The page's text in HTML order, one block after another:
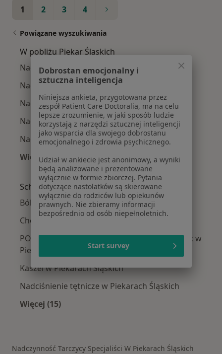
1 2 3 4
Powiązane wyszukiwania
W pobliżu Piekar Śląskich
Nadczynność tarczycy w Katowicach
Nadczynność tarczycy w Gliwicach
Nadczynność tarczycy w Zabrzu
Nadczynność tarczycy w Tychach
Nadczynność tarczycy w Dąbrowie Górniczej
Więcej (14)
Więcej w kategorii: W pobliżu Piekar Śląskich
Schorzenia w Piekarach Śląskich
Bóle brzucha w Piekarach Śląskich
Choroby wewnętrzne w Piekarach Śląskich
POChP – przewlekła obturacyjna choroba płuc w
Piekarach Śląskich
Kaszel w Piekarach Śląskich
Nadciśnienie tętnicze w Piekarach Śląskich
Więcej (15)
Nadczynność Tarczycy Specjaliści W Piekarach Śląskich
Dobrostan emocjonalny i
sztuczna inteligencja
Niniejsza ankieta, przygotowana przez
zespół Patient Care Doctoralia, ma na celu
lepsze zrozumienie, w jaki sposób ludzie
korzystają z narzędzi sztucznej inteligencji
jako wsparcia dla swojego dobrostanu
emocjonalnego i zdrowia psychicznego.
Udział w ankiecie jest anonimowy, a wyniki
będą analizowane i prezentowane
wyłącznie w formie zbiorczej. Pytania
dotyczące nastolatków są skierowane
wyłącznie do rodziców lub opiekunów
prawnych. Nie zbieramy informacji
bezpośrednio od osób niepełnoletnich.
Start survey